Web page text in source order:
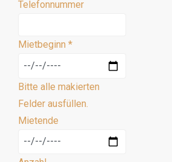
Telefonnummer
Mietbeginn *
Bitte alle makierten
Felder ausfüllen.
Mietende